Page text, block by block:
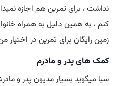
نداشت ، برای تمرین هم اجازه
کنم ، به همین دلیل به همراه
زمین رایگان برای تمرین در اختیار
کمک های پدر و مادرم
سبا میگوید بسیار مدیون پدر و